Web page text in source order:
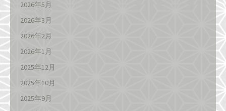
2026年5月
2026年3月
2026年2月
2026年1月
2025年12月
2025年10月
2025年9月